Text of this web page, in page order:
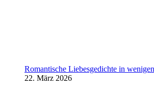
Romantische Liebesgedichte in
22. März 2026